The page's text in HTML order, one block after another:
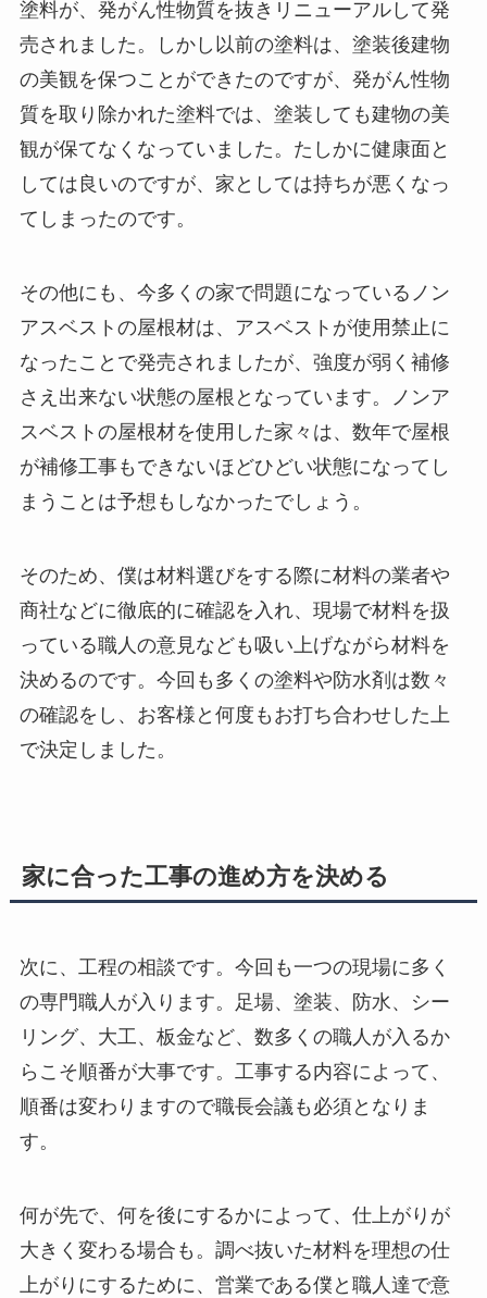
塗料が、発がん性物質を抜きリニューアルして発
売されました。しかし以前の塗料は、塗装後建物
の美観を保つことができたのですが、発がん性物
質を取り除かれた塗料では、塗装しても建物の美
観が保てなくなっていました。たしかに健康面と
しては良いのですが、家としては持ちが悪くなっ
てしまったのです。
その他にも、今多くの家で問題になっているノン
アスベストの屋根材は、アスベストが使用禁止に
なったことで発売されましたが、強度が弱く補修
さえ出来ない状態の屋根となっています。ノンア
スベストの屋根材を使用した家々は、数年で屋根
が補修工事もできないほどひどい状態になってし
まうことは予想もしなかったでしょう。
そのため、僕は材料選びをする際に材料の業者や
商社などに徹底的に確認を入れ、現場で材料を扱
っている職人の意見なども吸い上げながら材料を
決めるのです。今回も多くの塗料や防水剤は数々
の確認をし、お客様と何度もお打ち合わせした上
で決定しました。
家に合った工事の進め方を決める
次に、工程の相談です。今回も一つの現場に多く
の専門職人が入ります。足場、塗装、防水、シー
リング、大工、板金など、数多くの職人が入るか
らこそ順番が大事です。工事する内容によって、
順番は変わりますので職長会議も必須となりま
す。
何が先で、何を後にするかによって、仕上がりが
大きく変わる場合も。調べ抜いた材料を理想の仕
上がりにするために、営業である僕と職人達で意